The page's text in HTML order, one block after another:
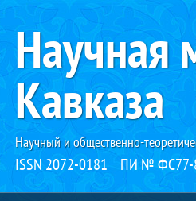
Научная
Кавказа
Научный и общественно-
ISSN 2072-0181 ПИ № ФС77-